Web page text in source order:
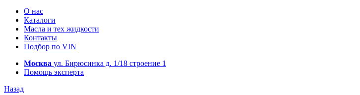
О нас
Каталоги
Масла и тех жидкости
Контакты
Подбор по VIN
Москва ул. Бирюсинка д. 1/18 строение 1
Помощь эксперта
Назад